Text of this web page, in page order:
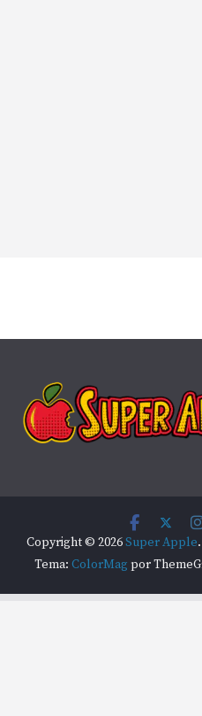
Copyright © 2026Super Apple
Tema: ColorMag por